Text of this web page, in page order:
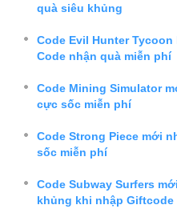
quà siêu khủng
Code Evil Hunter
Code nhận quà miễn phí
Code Mining Simulator
cực sốc miễn phí
Code Strong Piece mới
sốc miễn phí
Code Subway Surfers
khủng khi nhập Giftcode